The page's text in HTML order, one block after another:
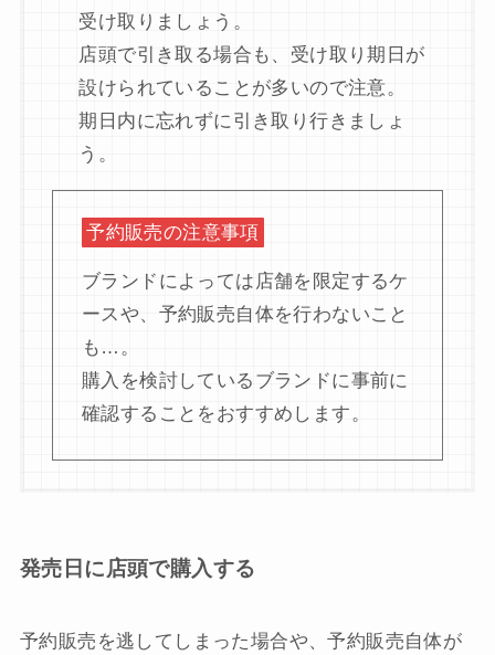
受け取りましょう。
店頭で引き取る場合も、受け取り期日が
設けられていることが多いので注意。
期日内に忘れずに引き取り行きましょ
う。
予約販売の注意事項
ブランドによっては店舗を限定するケ
ースや、予約販売自体を行わないこと
も…。
購入を検討しているブランドに事前に
確認することをおすすめします。
発売日に店頭で購入する
予約販売を逃してしまった場合や、予約販売自体が